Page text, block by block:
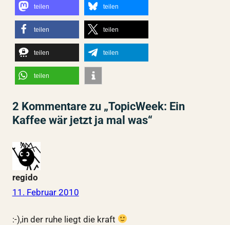
teilen teilen
teilen teilen
teilen teilen
teilen
2 Kommentare zu „TopicWeek: Ein
Kaffee wär jetzt ja mal was“
regido
11. Februar 2010
:-),in der ruhe liegt die kraft